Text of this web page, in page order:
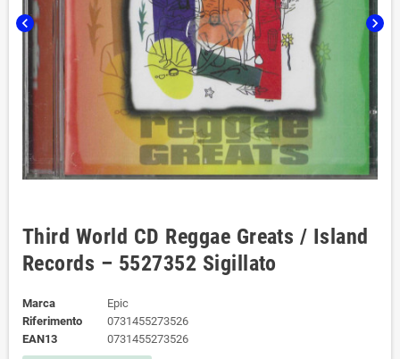
chevron_left chevron_right
Third World CD Reggae Greats / Island
Records – 5527352 Sigillato
Marca
Epic
Riferimento
0731455273526
EAN13
0731455273526